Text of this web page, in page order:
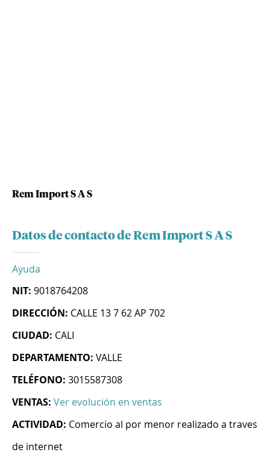
Rem Import S A S
Datos de contacto de Rem Import S A S
Ayuda
NIT: 9018764208
DIRECCIÓN: CALLE 13 7 62 AP 702
CIUDAD: CALI
DEPARTAMENTO: VALLE
TELÉFONO: 3015587308
VENTAS: Ver evolución en ventas
ACTIVIDAD: Comercio al por menor realizado a traves
de internet